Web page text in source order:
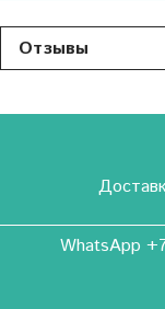
Отзывы
WhatsApp